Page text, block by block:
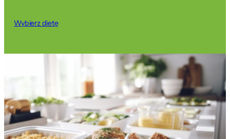
Wybierz dietę